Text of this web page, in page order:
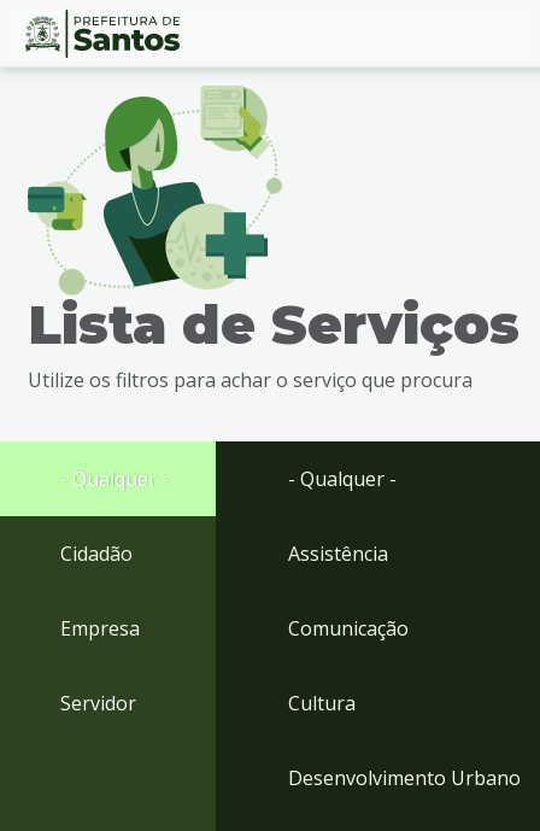
Ir
busca
Ir
rodapé
Conteúdo
Lista de Serviços
Utilize os filtros para achar o serviço que procura
- Qualquer -
Cidadão
Empresa
Servidor
- Qualquer -
Assistência
Comunicação
Cultura
Desenvolvimento Urbano